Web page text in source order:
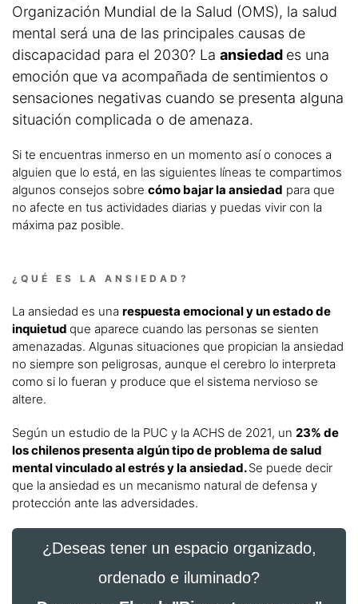
Organización Mundial de la Salud (OMS), la salud
mental será una de las principales causas de
discapacidad para el 2030? La ansiedad es una
emoción que va acompañada de sentimientos o
sensaciones negativas cuando se presenta alguna
situación complicada o de amenaza.
Si te encuentras inmerso en un momento así o conoces a
alguien que lo está, en las siguientes líneas te compartimos
algunos consejos sobre cómo bajar la ansiedad para que
no afecte en tus actividades diarias y puedas vivir con la
máxima paz posible.
¿QUÉ ES LA ANSIEDAD?
La ansiedad es una respuesta emocional y un estado de
inquietud que aparece cuando las personas se sienten
amenazadas. Algunas situaciones que propician la ansiedad
no siempre son peligrosas, aunque el cerebro lo interpreta
como si lo fueran y produce que el sistema nervioso se
altere.
Según un estudio de la PUC y la ACHS de 2021, un 23% de
los chilenos presenta algún tipo de problema de salud
mental vinculado al estrés y la ansiedad.Se puede decir
que la ansiedad es un mecanismo natural de defensa y
protección ante las adversidades.
¿Deseas tener un espacio organizado,
ordenado e iluminado?